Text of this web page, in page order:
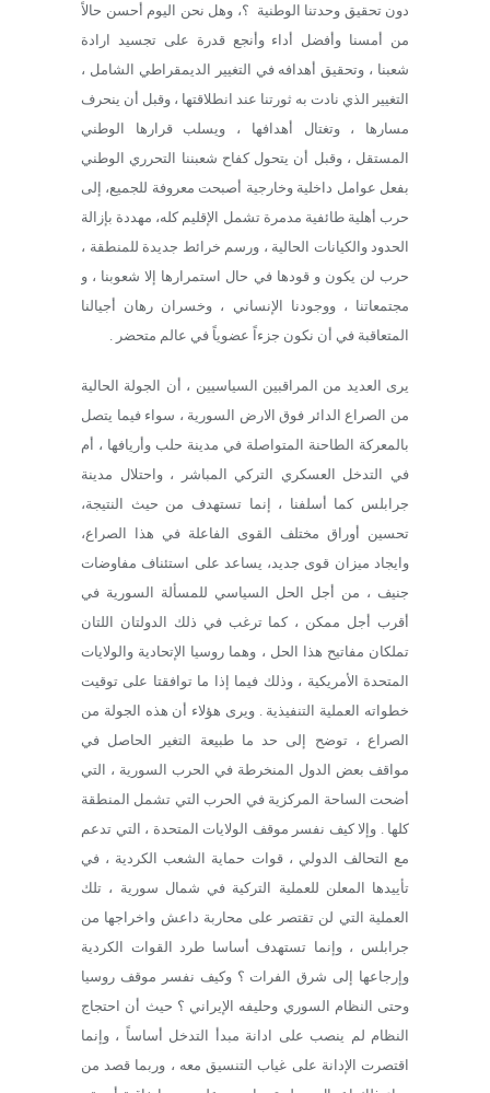
دون تحقيق وحدتنا الوطنية ؟، وهل نحن اليوم أحسن حالاً
من أمسنا وأفضل أداء وأنجع قدرة على تجسيد ارادة
شعبنا ، وتحقيق أهدافه في التغيير الديمقراطي الشامل ،
التغيير الذي نادت به ثورتنا عند انطلاقتها ، وقبل أن ينحرف
مسارها ، وتغتال أهدافها ، ويسلب قرارها الوطني
المستقل ، وقبل أن يتحول كفاح شعبننا التحرري الوطني
بفعل عوامل داخلية وخارجية أصبحت معروفة للجميع، إلى
حرب أهلية طائفية مدمرة تشمل الإقليم كله، مهددة بإزالة
الحدود والكيانات الحالية ، ورسم خرائط جديدة للمنطقة ،
حرب لن يكون و قودها في حال استمرارها إلا شعوبنا ، و
مجتمعاتنا ، ووجودنا الإنساني ، وخسران رهان أجيالنا
المتعاقبة في أن نكون جزءاً عضوياً في عالم متحضر .
يرى العديد من المراقبين السياسيين ، أن الجولة الحالية
من الصراع الدائر فوق الارض السورية ، سواء فيما يتصل
بالمعركة الطاحنة المتواصلة في مدينة حلب وأريافها ، أم
في التدخل العسكري التركي المباشر ، واحتلال مدينة
جرابلس كما أسلفنا ، إنما تستهدف من حيث النتيجة،
تحسين أوراق مختلف القوى الفاعلة في هذا الصراع،
وايجاد ميزان قوى جديد، يساعد على استئناف مفاوضات
جنيف ، من أجل الحل السياسي للمسألة السورية في
أقرب أجل ممكن ، كما ترغب في ذلك الدولتان اللتان
تملكان مفاتيح هذا الحل ، وهما روسيا الإتحادية والولايات
المتحدة الأمريكية ، وذلك فيما إذا ما توافقتا على توقيت
خطواته العملية التنفيذية . ويرى هؤلاء أن هذه الجولة من
الصراع ، توضح إلى حد ما طبيعة التغير الحاصل في
مواقف بعض الدول المنخرطة في الحرب السورية ، التي
أضحت الساحة المركزية في الحرب التي تشمل المنطقة
كلها . وإلا كيف نفسر موقف الولايات المتحدة ، التي تدعم
مع التحالف الدولي ، قوات حماية الشعب الكردية ، في
تأييدها المعلن للعملية التركية في شمال سورية ، تلك
العملية التي لن تقتصر على محاربة داعش واخراجها من
جرابلس ، وإنما تستهدف أساسا طرد القوات الكردية
وإرجاعها إلى شرق الفرات ؟ وكيف نفسر موقف روسيا
وحتى النظام السوري وحليفه الإيراني ؟ حيث أن احتجاج
النظام لم ينصب على ادانة مبدأ التدخل أساساً ، وإنما
اقتصرت الإدانة على غياب التنسيق معه ، وربما قصد من